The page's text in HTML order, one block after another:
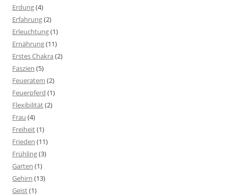
Erdung(4)
Erfahrung(2)
Erleuchtung(1)
Ernährung(11)
Erstes Chakra(2)
Faszien (5)
Feueratem (2)
Feuerpferd (1)
Flexibilität(2)
Frau (4)
Freiheit(1)
Frieden (11)
Frühling(3)
Garten (1)
Gehirn (13)
Geist(1)